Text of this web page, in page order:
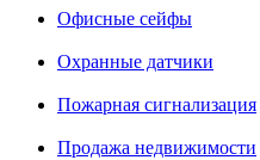
Офисные сейфы
Охранные датчики
Пожарная сигнализация
Продажа недвижимости